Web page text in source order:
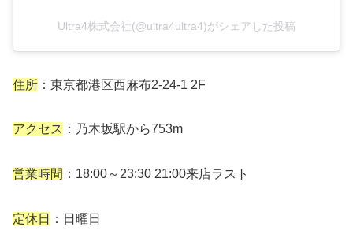
Ultra4株式会社(@ultra4ultra4)がシェアした投稿
住所 ：東京都港区西麻布2-24-1 2F
アクセス ：乃木坂駅から753m
営業時間 ：18:00～23:30 21:00来店ラスト
定休日 ：日曜日